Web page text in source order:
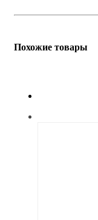
Похожие товары